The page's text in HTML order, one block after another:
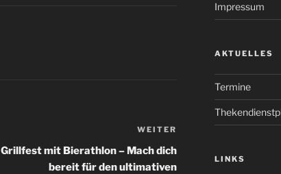
Beitrag
WEITER
Grillfest mit Bierathlon – Mach dich
bereit für den ultimativen
Impressum
AKTUELLES
Termine
LINKS